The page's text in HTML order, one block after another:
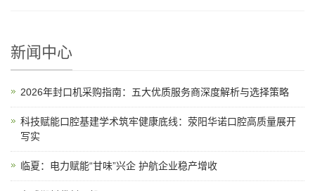
新闻中心
2026年封口机采购指南：五大优质服务商深度解析与选择策略
科技赋能口腔基建学术筑牢健康底线：荥阳华诺口腔高质量展开
写实
临夏：电力赋能“甘味”兴企 护航企业稳产增收